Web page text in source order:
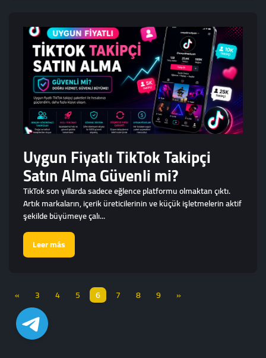
Uygun Fiyatlı TikTok Takipçi
Satın Alma Güvenli mi?
TikTok son yıllarda sadece eğlence platformu olmaktan çıktı.
Artık markaların, içerik üreticilerinin ve küçük işletmelerin aktif
şekilde büyümeye çalı...
Leer más
« 3 4 5 6 7 8 9 »